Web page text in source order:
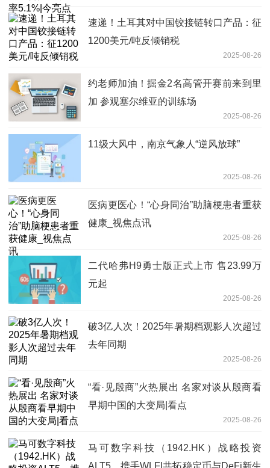
速递！土耳其对中国铰接链转口产品：征
1200美元/吨反倾销税
2025-08-26
约老师加油！掘金2名高管开赛前来到里
加 参观塞尔维亚的训练场
2025-08-26
11级大风中，南京气象人“逆风放球”
2025-08-26
医病更医心！“心身同治”助脑梗患者重获
健康_视焦点讯
2025-08-26
二代哈弗H9勇士版正式上市 售23.99万
元起
2025-08-26
破3亿人次！2025年暑期档观影人次超过
去年同期
2025-08-26
“看·见殷商”火热展出 名家对谈从殷商看
早期中国的大变局|看点
2025-08-26
马可数字科技（1942.HK）战略投资